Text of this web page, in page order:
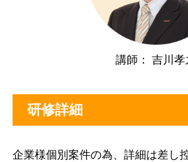
講師： 吉川孝
研修詳細
企業様個別案件の為、詳細は差し